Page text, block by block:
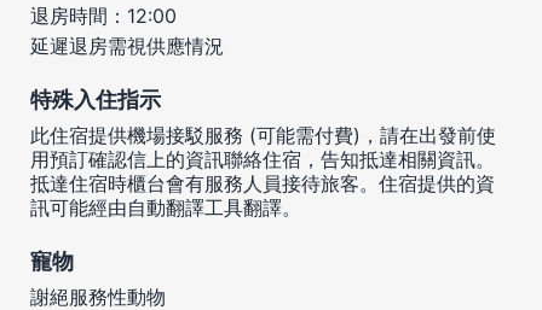
退房時間：12:00
延遲退房需視供應情況
特殊入住指示
此住宿提供機場接駁服務 (可能需付費)，請在出發前使
用預訂確認信上的資訊聯絡住宿，告知抵達相關資訊。
抵達住宿時櫃台會有服務人員接待旅客。住宿提供的資
訊可能經由自動翻譯工具翻譯。
寵物
謝絕服務性動物